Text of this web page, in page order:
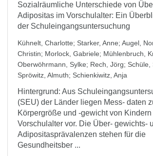
Sozialräumliche Unterschiede von
Adipositas im Vorschulalter: Ein
der Schuleingangsuntersuchung
Kühnelt, Charlotte; Starker, Anne; Augel,
Christin; Morlock, Gabriele; Mühlenbruch,
Oberwöhrmann, Sylke; Rech, Jörg; Schüle,
Spröwitz, Almuth; Schienkiwitz, Anja
Hintergrund: Aus
(SEU) der Länder liegen Mess- daten
Körpergröße und -gewicht von Kindern
Vorschulalter vor. Die Über- gewichts-
Adipositasprävalenzen stehen für die
Gesundheitsber ...